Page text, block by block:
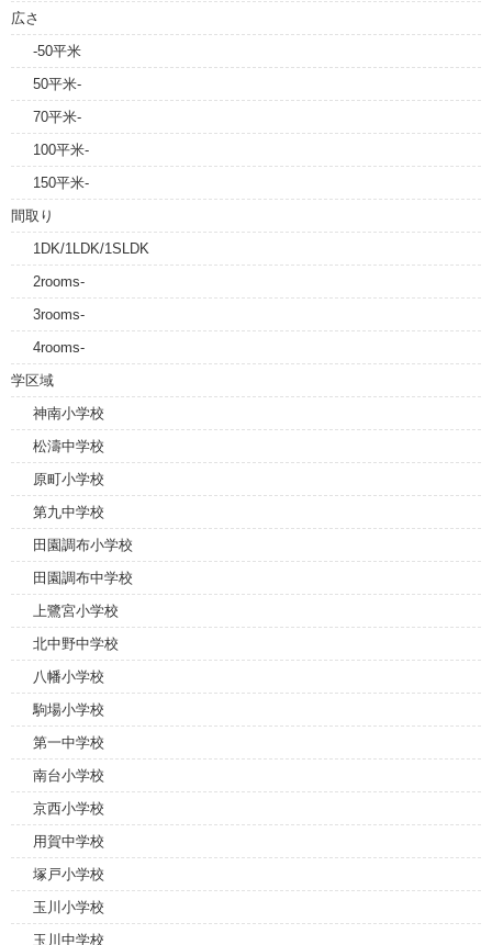
広さ
-50平米
50平米-
70平米-
100平米-
150平米-
間取り
1DK/1LDK/1SLDK
2rooms-
3rooms-
4rooms-
学区域
神南小学校
松濤中学校
原町小学校
第九中学校
田園調布小学校
田園調布中学校
上鷺宮小学校
北中野中学校
八幡小学校
駒場小学校
第一中学校
南台小学校
京西小学校
用賀中学校
塚戸小学校
玉川小学校
玉川中学校